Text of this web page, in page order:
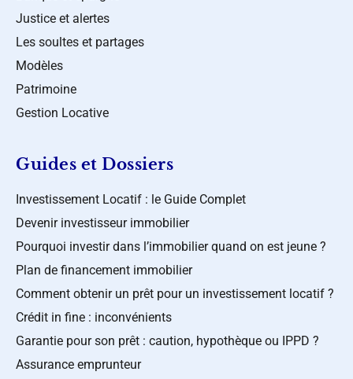
Justice et alertes
Les soultes et partages
Modèles
Patrimoine
Gestion Locative
Guides et Dossiers
Investissement Locatif : le Guide Complet
Devenir investisseur immobilier
Pourquoi investir dans l’immobilier quand on est jeune ?
Plan de financement immobilier
Comment obtenir un prêt pour un investissement locatif ?
Crédit in fine : inconvénients
Garantie pour son prêt : caution, hypothèque ou IPPD ?
Assurance emprunteur